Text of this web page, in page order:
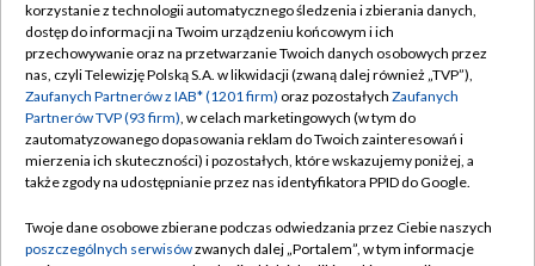
TVP
Abonament TVP
Emisja w TVP
Centrum informacji TVP
Naziemna Telewizja Cyfrowa
Rada Programowa
Regulamin TVP
Polityka prywatności
Moje zgody
Pomoc
Kontakt
korzystanie z technologii automatycznego śledzenia i zbierania danych,
dostęp do informacji na Twoim urządzeniu końcowym i ich
przechowywanie oraz na przetwarzanie Twoich danych osobowych przez
nas, czyli Telewizję Polską S.A. w likwidacji (zwaną dalej również „TVP”),
Zaufanych Partnerów z IAB* (1201 firm) oraz pozostałych Zaufanych
Partnerów TVP (93 firm), w celach marketingowych (w tym do
zautomatyzowanego dopasowania reklam do Twoich zainteresowań i
mierzenia ich skuteczności) i pozostałych, które wskazujemy poniżej, a
także zgody na udostępnianie przez nas identyfikatora PPID do Google.
Twoje dane osobowe zbierane podczas odwiedzania przez Ciebie naszych
poszczególnych serwisówzwanych dalej „Portalem”, w tym informacje